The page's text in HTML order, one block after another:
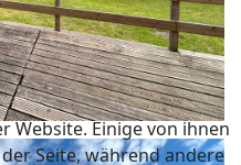
Website. Einige von ihnen
Seite, während andere